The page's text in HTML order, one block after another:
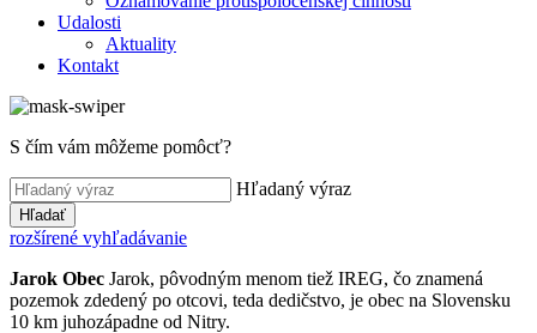
Udalosti
Aktuality
Kontakt
S čím vám môžeme pomôcť?
Hľadaný výraz
Hľadať
rozšírené vyhľadávanie
Jarok Obec Jarok, pôvodným menom tiež IREG, čo znamená
pozemok zdedený po otcovi, teda dedičstvo, je obec na Slovensku
10 km juhozápadne od Nitry.